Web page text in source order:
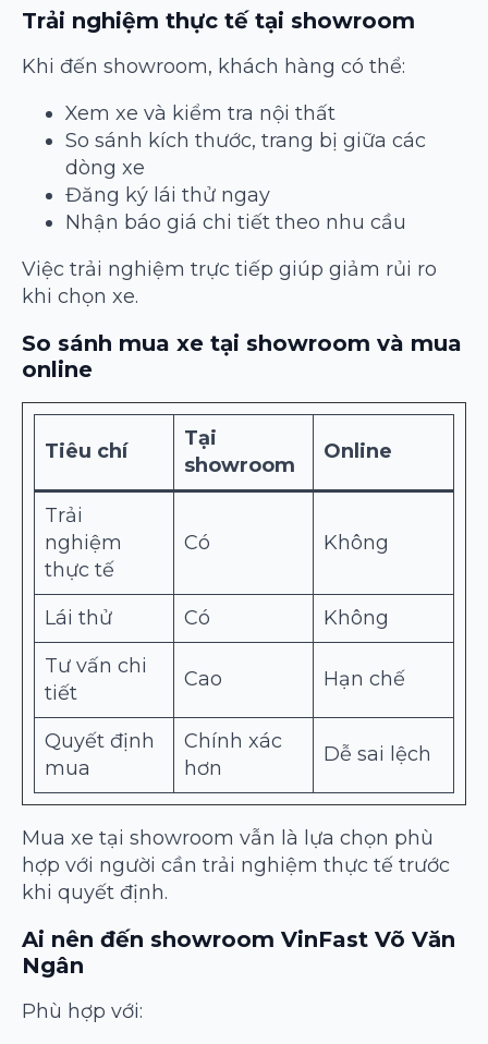
Trải nghiệm thực tế tại showroom
Khi đến showroom, khách hàng có thể:
Xem xe và kiểm tra nội thất
So sánh kích thước, trang bị giữa các
dòng xe
Đăng ký lái thử ngay
Nhận báo giá chi tiết theo nhu cầu
Việc trải nghiệm trực tiếp giúp giảm rủi ro
khi chọn xe.
So sánh mua xe tại showroom và mua
online
Tiêu chí
Tại
showroom
Online
Trải
nghiệm
thực tế
Có Không
Lái thử Có
Không
Tư vấn chi
tiết
Cao Hạn chế
Quyết định
mua
Chính xác
hơn
Dễ sai lệch
Mua xe tại showroom vẫn là lựa chọn phù
hợp với người cần trải nghiệm thực tế trước
khi quyết định.
Ai nên đến showroom VinFast Võ Văn
Ngân
Phù hợp với: